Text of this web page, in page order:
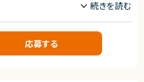
援しており、
1,000社の企業の DX 推進をサポート
の要件定義から育成ロードマップの
様々なサービスからその他、AI モデル
応募する